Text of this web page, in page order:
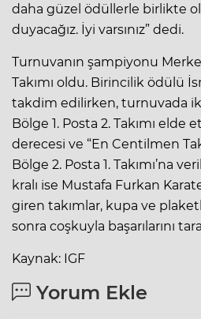
daha güzel ödüllerle birlikte
duyacağız. İyi varsınız” dedi.
Turnuvanın şampiyonu
Takımı oldu. Birincilik ödülü
takdim edilirken, turnuvada
Bölge 1. Posta 2. Takımı elde
derecesi ve “En Centilmen
Bölge 2. Posta 1. Takımı’na
kralı ise Mustafa Furkan
giren takımlar, kupa ve
sonra coşkuyla başarılarını
Kaynak: IGF
Yorum Ekle